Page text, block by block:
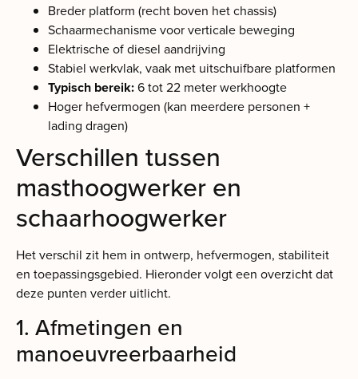
Breder platform (recht boven het chassis)
Schaarmechanisme voor verticale beweging
Elektrische of diesel aandrijving
Stabiel werkvlak, vaak met uitschuifbare platformen
Typisch bereik:6 tot 22 meter werkhoogte
Hoger hefvermogen (kan meerdere personen +
lading dragen)
Verschillen tussen
masthoogwerker en
schaarhoogwerker
Het verschil zit hem in ontwerp, hefvermogen, stabiliteit
en toepassingsgebied. Hieronder volgt een overzicht dat
deze punten verder uitlicht.
1. Afmetingen en
manoeuvreerbaarheid